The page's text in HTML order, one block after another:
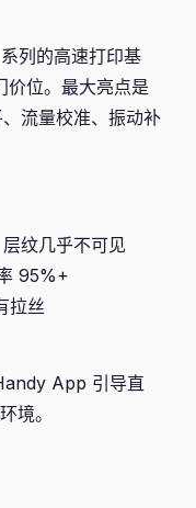
列的高速打印基
价位。最大亮点是
流量校准、振动补
纹几乎不可见
95%+
拉丝
App 引导直
境。